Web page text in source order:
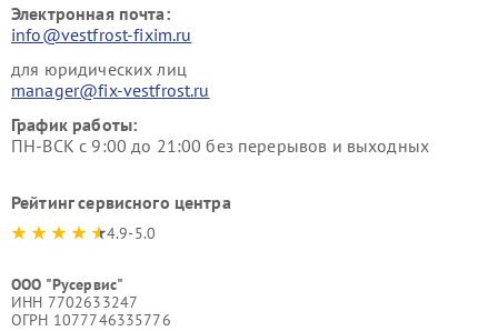
Электронная почта:
info@vestfrost-fixim.ru
для юридических лиц
manager@fix-vestfrost.ru
График работы:
ПН-ВСК с 9:00 до 21:00 без перерывов и выходных
Рейтинг сервисного центра
4.9-5.0
ООО "Русервис"
ИНН 7702633247
ОГРН 1077746335776